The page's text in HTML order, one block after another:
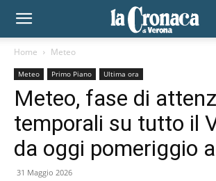
Home Meteo
Meteo Primo Piano Ultima ora
Meteo, fase di
temporali su tutto il
da oggi pomeriggio
31 Maggio 2026